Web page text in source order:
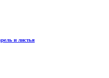
и листья